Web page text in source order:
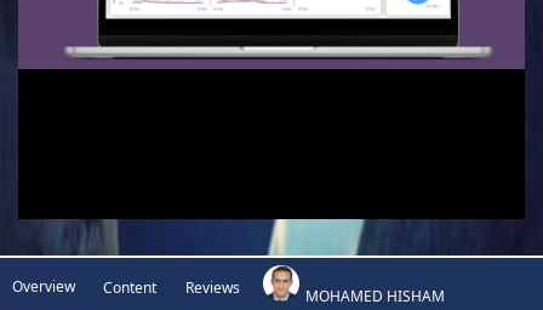
Overview Content Reviews MOHAMED HISHAM